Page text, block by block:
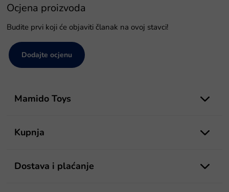
Ocjena proizvoda
Budite prvi koji će objaviti članak na ovoj stavci!
Dodajte ocjenu
Mamido Toys
Kupnja
Dostava i plaćanje